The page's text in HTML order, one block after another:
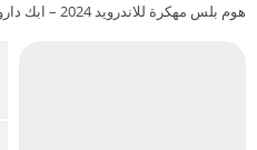
هوم بلس مهكرة للاندرويد 2024 – ابك دارويد